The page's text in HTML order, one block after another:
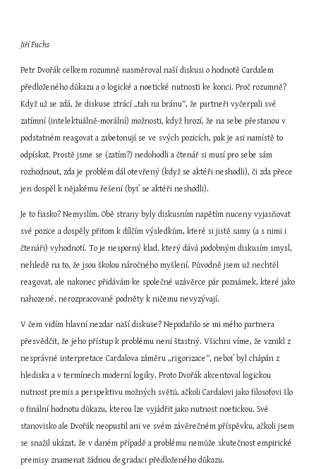
Jiří Fuchs
Petr Dvořák celkem rozumně nasměroval naší diskusi o hodnotě Cardalem
předloženého důkazu a o logické a noetické nutnosti ke konci. Proč rozumně?
Když už se zdá, že diskuse ztrácí „tah na bránu“, že partneři vyčerpali své
zatímní (intelektuálně-morální) možnosti, když hrozí, že na sebe přestanou v
podstatném reagovat a zabetonují se ve svých pozicích, pak je asi namístě to
odpískat. Prostě jsme se (zatím?) nedohodli a čtenář si musí pro sebe sám
rozhodnout, zda je problém dál otevřený (když se aktéři neshodli), či zda přece
jen dospěl k nějakému řešení (byť se aktéři neshodli).
Je to fiasko? Nemyslím. Obě strany byly diskusním napětím nuceny vyjasňovat
své pozice a dospěly přitom k dílčím výsledkům, které si jistě samy (a s nimi i
čtenáři) vyhodnotí. To je nesporný klad, který dává podobným diskusím smysl,
nehledě na to, že jsou školou náročného myšlení. Původně jsem už nechtěl
reagovat, ale nakonec přidávám ke společné uzávěrce pár poznámek, které jako
nahozené, nerozpracované podněty k ničemu nevyzývají.
V čem vidím hlavní nezdar naší diskuse? Nepodařilo se mi mého partnera
přesvědčit, že jeho přístup k problému není štastný. Všichni víme, že vznikl z
nesprávné interpretace Cardalova záměru „rigorizace“, neboť byl chápán z
hlediska a v termínech moderní logiky. Proto Dvořák akcentoval logickou
nutnost premis a perspektivu možných světů, ačkoli Cardalovi jako filosofovi šlo
o finální hodnotu důkazu, kterou lze vyjádřit jako nutnost noetickou. Své
stanovisko ale Dvořák neopustil ani ve svém závěrečném příspěvku, ačkoli jsem
se snažil ukázat, že v daném případě a problému nemůže skutečnost empirické
premisy znamenat žádnou degradaci předloženého důkazu.